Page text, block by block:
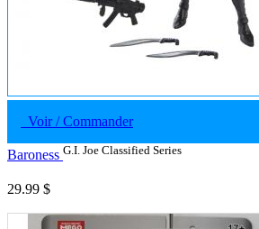
Voir / Commander
Baroness G.I. Joe Classified Series
29.99 $